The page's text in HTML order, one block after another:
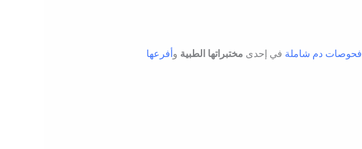
فحوصات دم شاملة في إحدى مختبراتها الطبية وأفرعها